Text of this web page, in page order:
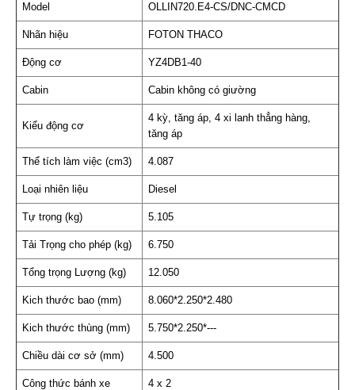
Model OLLIN720.E4-CS/DNC-CMCD
Nhãn hiệu FOTON THACO
Động cơ YZ4DB1-40
Cabin Cabin không có giường
Kiểu động cơ
4 kỳ, tăng áp, 4 xi lanh thẳng hàng,
tăng áp
Thể tích làm việc (cm3) 4.087
Loại nhiên liệu Diesel
Tự trọng (kg) 5.105
Tải Trọng cho phép (kg) 6.750
Tổng trọng Lượng (kg) 12.050
Kich thước bao (mm) 8.060*2.250*2.480
Kich thước thùng (mm) 5.750*2.250*---
Chiều dài cơ sở (mm) 4.500
Công thức bánh xe 4 x 2